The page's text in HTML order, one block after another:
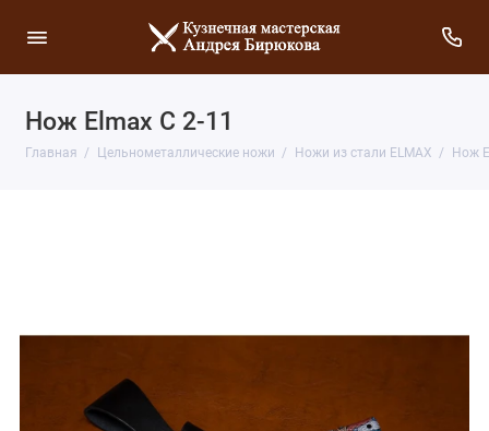
Нож Elmax С 2-11
Главная Цельнометаллические ножи Ножи из стали ELMAX Нож